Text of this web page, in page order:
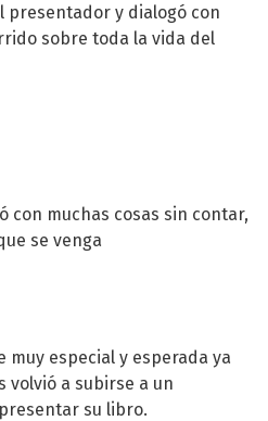
presentador y dialogó con
sobre toda la vida del
con muchas cosas sin contar,
se venga
muy especial y esperada ya
volvió a subirse a un
su libro.